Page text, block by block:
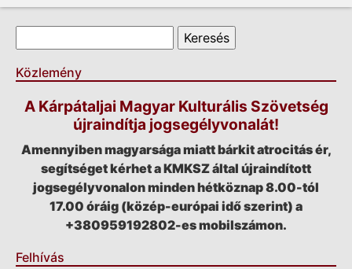
Keresés űrlap
Keresés
Közlemény
A Kárpátaljai Magyar Kulturális Szövetség
újraindítja jogsegélyvonalát!
Amennyiben magyarsága miatt bárkit atrocitás ér,
segítséget kérhet a KMKSZ által újraindított
jogsegélyvonalon minden hétköznap 8.00-tól
17.00 óráig (közép-európai idő szerint) a
+380959192802-es mobilszámon.
Felhívás